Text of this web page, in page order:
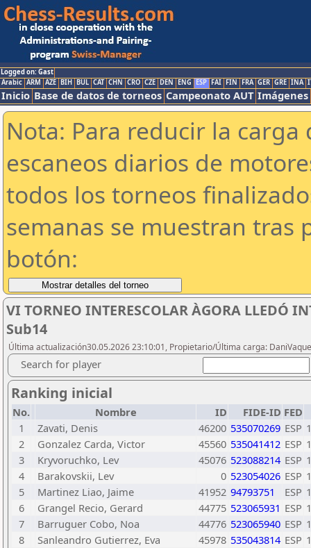
Logged on: Gast
Arabic ARM AZE BIH BUL CAT CHN CRO CZE DEN ENG ESP FAI FIN FRA GER GRE INA
Inicio Base de datos de torneos Campeonato AUT Imágenes
Nota: Para reducir la
escaneos diarios de
todos los torneos
semanas se muestran tras
botón:
VI TORNEO INTERESCOLAR ÀGORA LLEDÓ
Sub14
Última actualización30.05.2026 23:10:01, Propietario/Última carga:
Search for player
Ranking inicial
No. Nombre ID FIDE-ID FED
1
Zavati, Denis 46200 535070269 ESP
2
Gonzalez Carda, Victor 45560 535041412 ESP
3
Kryvoruchko, Lev 45076 523088214 ESP
4
Barakovskii, Lev 0 523054026 ESP
5
Martinez Liao, Jaime 41952 94793751 ESP
6
Grangel Recio, Gerard 44775 523065931 ESP
7
Barruguer Cobo, Noa 44776 523065940 ESP
8
Sanleandro Gutierrez, Eva 45978 535043814 ESP